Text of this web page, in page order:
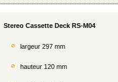
Stereo Cassette Deck RS-M04
largeur 297 mm
hauteur 120 mm